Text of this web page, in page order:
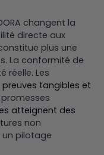
changent la
directe aux
plus une
La conformité de
réelle. Les
preuves tangibles et
atteignent des
non
un pilotage